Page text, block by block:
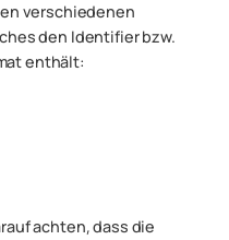
verschiedenen
den Identifier bzw.
enthält:
achten, dass die